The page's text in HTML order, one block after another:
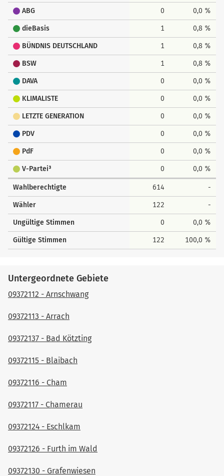
ABG 0 0,0 %
dieBasis 1 0,8 %
BÜNDNIS DEUTSCHLAND 1 0,8 %
BSW 1 0,8 %
DAVA 0 0,0 %
KLIMALISTE 0 0,0 %
LETZTE GENERATION 0 0,0 %
PDV 0 0,0 %
PdF 0 0,0 %
V-Partei³ 0 0,0 %
Wahlberechtigte 614 -
Wähler 122 -
Ungültige Stimmen 0 0,0 %
Gültige Stimmen 122 100,0 %
Untergeordnete Gebiete
09372112 - Arnschwang
09372113 - Arrach
09372137 - Bad Kötzting
09372115 - Blaibach
09372116 - Cham
09372117 - Chamerau
09372124 - Eschlkam
09372126 - Furth im Wald
09372130 - Grafenwiesen